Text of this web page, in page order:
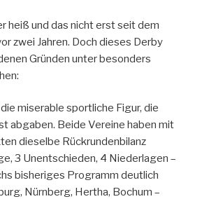
heiß und das nicht erst seit dem
zwei Jahren. Doch dieses Derby
Gründen unter besonders
miserable sportliche Figur, die
abgaben. Beide Vereine haben mit
dieselbe Rückrundenbilanz
3 Unentschieden, 4 Niederlagen –
bisheriges Programm deutlich
Nürnberg, Hertha, Bochum –